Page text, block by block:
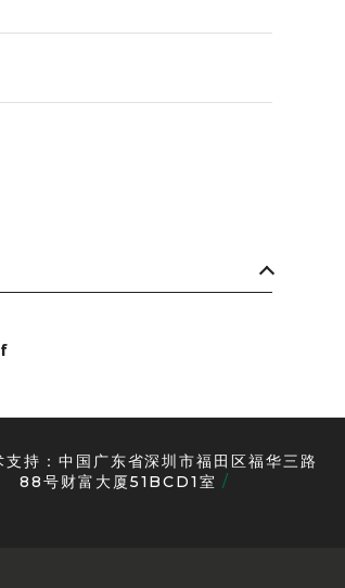
支持：中国广东省深圳市福田区福华三路
88号财富大厦51BCD1室